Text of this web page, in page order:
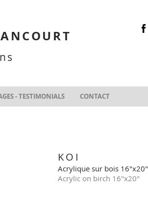
- TESTIMONIALS CONTACT
KOI
Acrylique sur bois 16"x20"
Acrylic on birch 16"x20"